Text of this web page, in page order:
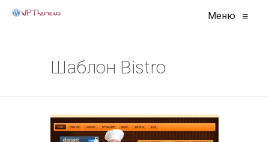
Меню ≡
Шаблон Bistro